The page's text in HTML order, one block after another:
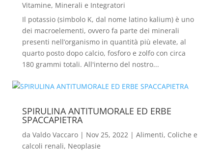
Vitamine, Minerali e Integratori
Il potassio (simbolo K, dal nome latino kalium) è uno
dei macroelementi, ovvero fa parte dei minerali
presenti nell’organismo in quantità più elevate, al
quarto posto dopo calcio, fosforo e zolfo con circa
180 grammi totali. All'interno del nostro...
SPIRULINA ANTITUMORALE ED ERBE
SPACCAPIETRA
da Valdo Vaccaro| Nov 25, 2022| Alimenti, Coliche e
calcoli renali, Neoplasie